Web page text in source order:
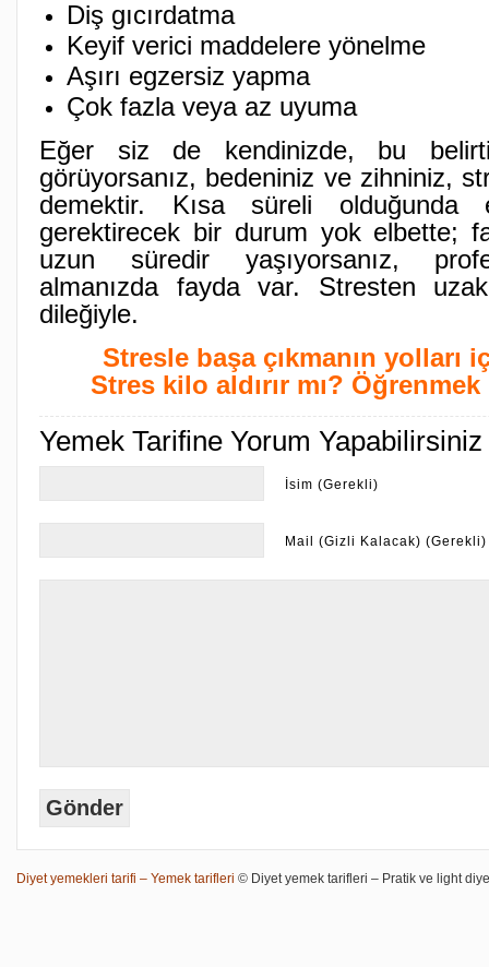
Diş gıcırdatma
Keyif verici maddelere yönelme
Aşırı egzersiz yapma
Çok fazla veya az uyuma
Eğer siz de kendinizde, bu
görüyorsanız, bedeniniz ve zihniniz,
demektir. Kısa süreli olduğunda
gerektirecek bir durum yok elbette;
uzun süredir yaşıyorsanız,
almanızda fayda var. Stresten
dileğiyle.
Stresle başa çıkmanın yolları
Stres kilo aldırır mı? Öğrenmek
Yemek Tarifine Yorum Yapabilirsiniz
İsim (Gerekli)
Mail (Gizli Kalacak) (Gerekli)
Diyet yemekleri tarifi – Yemek tarifleri © Diyet yemek tarifleri – Pratik ve light